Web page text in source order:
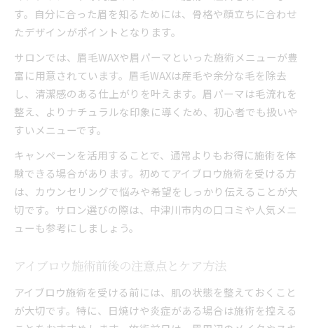
す。自分に合った眉を知るためには、骨格や顔立ちに合わせ
たデザインがポイントとなります。
サロンでは、眉毛WAXや眉パーマといった施術メニューが豊
富に用意されています。眉毛WAXは産毛や余分な毛を除去
し、清潔感のある仕上がりを叶えます。眉パーマは毛流れを
整え、よりナチュラルな印象に導くため、初心者でも扱いや
すいメニューです。
キャンペーンを活用することで、通常よりもお得に施術を体
験できる場合があります。初めてアイブロウ施術を受ける方
は、カウンセリングで悩みや希望をしっかり伝えることが大
切です。サロン選びの際は、中津川市内の口コミや人気メニ
ューも参考にしましょう。
アイブロウ施術前後の注意点とケア方法
アイブロウ施術を受ける前には、肌の状態を整えておくこと
が大切です。特に、日焼けや炎症がある場合は施術を控える